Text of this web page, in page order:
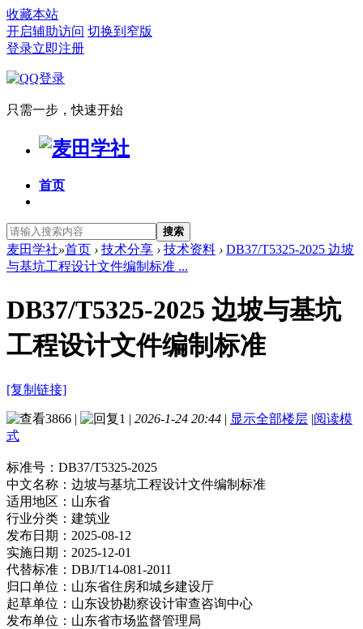
收藏本站
开启辅助访问 切换到窄版
登录立即注册
只需一步，快速开始
首页
搜索
麦田学社»首页 › 技术分享 › 技术资料 › DB37/T5325-2025 边坡
与基坑工程设计文件编制标准 ...
DB37/T5325-2025 边坡与基坑
工程设计文件编制标准
[复制链接]
3866 | 1 | 2026-1-24 20:44 | 显示全部楼层 |阅读模
式
标准号： DB37/T5325-2025
中文名称： 边坡与基坑工程设计文件编制标准
适用地区： 山东省
行业分类： 建筑业
发布日期： 2025-08-12
实施日期： 2025-12-01
代替标准： DBJ/T14-081-2011
归口单位： 山东省住房和城乡建设厅
起草单位： 山东设协勘察设计审查咨询中心
发布单位： 山东省市场监督管理局